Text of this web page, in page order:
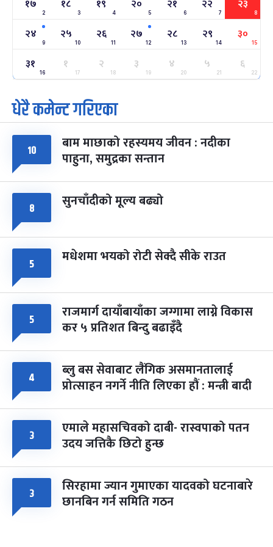
सोम
अन्तराष्ट्रिय नारी दिवस
फाल्गुन २४, २०८३- Mar 8, 2027
७ महिना बाँकी
२५
मंगल
ग्याल्पो ल्होसार
फाल्गुन २५, २०८३ Mar 9, 2027
७ महिना बाँकी
७
आइत
पूर्णिमा व्रत
चैत्र ७, २०८३-Mar 21, 2027
८ फागुपूर्णिमा
चैत्र ८, २०८३-Mar 22, 2027
७ महिना बाँकी
१७
2
१८
3
१९
4
२०
5
२१
6
२२
7
२३
8
२४
9
२५
10
२६
11
२७
12
२८
13
२९
14
३०
15
३१
16
१
17
२
18
३
19
४
20
५
21
६
22
धेरै कमेन्ट गरिएका
१० बाम माछाको रहस्यमय जीवन : नदीका
पाहुना, समुद्रका सन्तान
८ सुनचाँदीको मूल्य बढ्यो
५ मधेशमा भयको रोटी सेक्दै सीके राउत
५ राजमार्ग दायाँबायाँका जग्गामा लाग्ने विकास
कर ५ प्रतिशत बिन्दु बढाइँदै
४ ब्लु बस सेवाबाट लैंगिक असमानतालाई
प्रोत्साहन नगर्ने नीति लिएका हौं : मन्त्री बादी
३ एमाले महासचिवको दाबी- रास्वपाको पतन
उदय जत्तिकै छिटो हुन्छ
३ सिरहामा ज्यान गुमाएका यादवको घटनाबारे
छानबिन गर्न समिति गठन